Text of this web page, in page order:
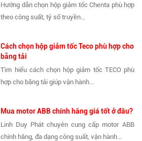
Hướng dẫn chọn hộp giảm tốc Chenta phù hợp
theo công suất, tỷ số truyền...
Cách chọn hộp giảm tốc Teco phù hợp cho
băng tải
Tìm hiểu cách chọn hộp giảm tốc TECO phù
hợp cho băng tải giúp vận hành...
Mua motor ABB chính hãng giá tốt ở đâu?
Linh Duy Phát chuyên cung cấp motor ABB
chính hãng, đa dạng công suất, vận hành...